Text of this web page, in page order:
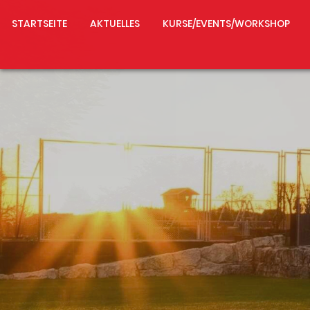
STARTSEITE AKTUELLES KURSE/EVENTS/WORKSHOP